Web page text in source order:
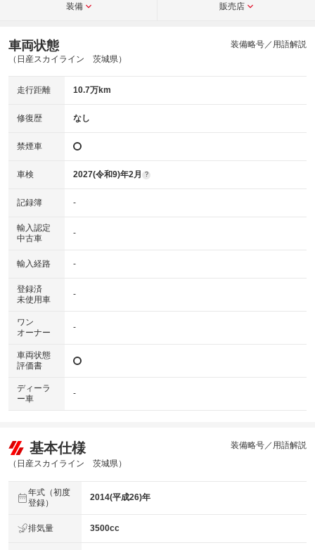
装備 販売店
車両状態
（日産スカイライン 茨城県）
装備略号／用語解説
走行距離 10.7万km
修復歴 なし
禁煙車
車検 2027(令和9)年2月 ?
記録簿 -
輸入認定
中古車
-
輸入経路 -
登録済
未使用車
-
ワン
オーナー
-
車両状態
評価書
ディーラ
ー車
-
基本仕様
（日産スカイライン 茨城県）
装備略号／用語解説
年式（初度
登録）
2014(平成26)年
排気量 3500cc